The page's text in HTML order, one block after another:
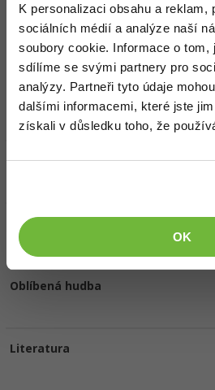
K personalizaci obsahu a reklam,
sociálních médií a analýze naší
soubory cookie. Informace o tom,
sdílíme se svými partnery pro
analýzy. Partneři tyto údaje
dalšími informacemi, které jste
získali v důsledku toho, že
OK
smaley zatím nezískal žádná ocenění.
Doplňující informace
Oblíbené IDE, Editor
HW sestava
Oblíbené filmy/seriály
Oblíbená hudba
Literatura